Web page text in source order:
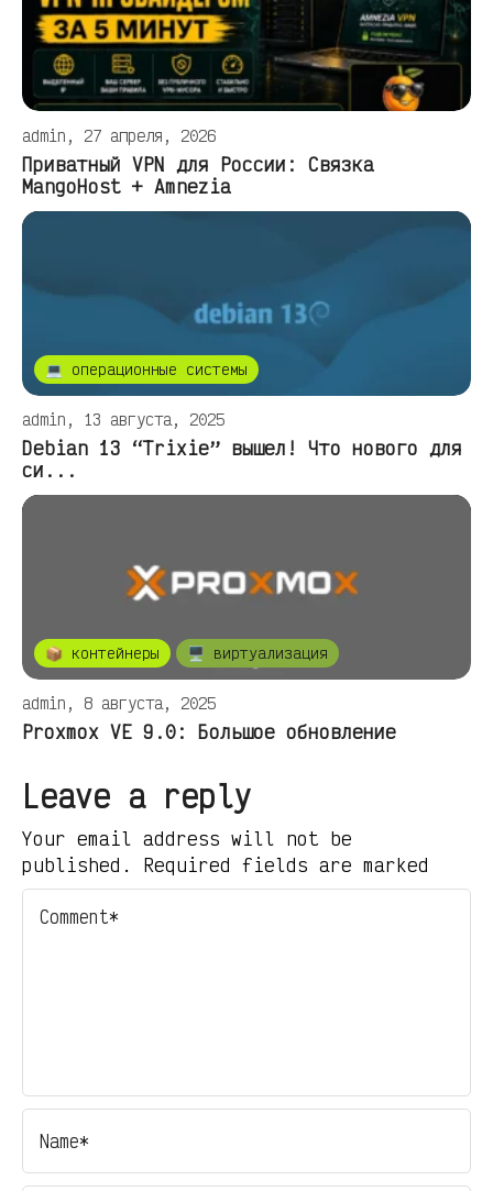
admin, 27 апреля, 2026
Приватный VPN для России: Связка
MangoHost + Amnezia
💻 операционные системы
admin, 13 августа, 2025
Debian 13 “Trixie” вышел! Что нового для
си...
📦 контейнеры 🖥️ виртуализация
admin, 8 августа, 2025
Proxmox VE 9.0: Большое обновление
Leave a reply
Your email address will not be
published. Required fields are marked